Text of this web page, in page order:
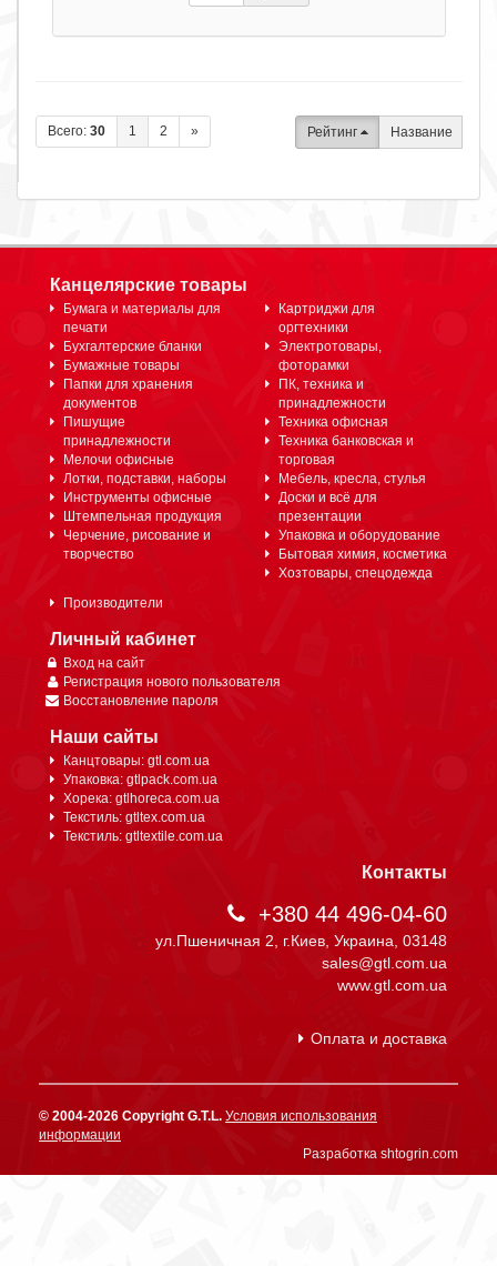
Всего: 30 1 2 » Рейтинг Название
Канцелярские товары
Бумага и материалы для
печати
Бухгалтерские бланки
Бумажные товары
Папки для хранения
документов
Пишущие
принадлежности
Мелочи офисные
Лотки, подставки, наборы
Инструменты офисные
Штемпельная продукция
Черчение, рисование и
творчество
Картриджи для
оргтехники
Электротовары,
фоторамки
ПК, техника и
принадлежности
Техника офисная
Техника банковская и
торговая
Мебель, кресла, стулья
Доски и всё для
презентации
Упаковка и оборудование
Бытовая химия, косметика
Хозтовары, спецодежда
Производители
Личный кабинет
Вход на сайт
Регистрация нового пользователя
Восстановление пароля
Наши сайты
Канцтовары: gtl.com.ua
Упаковка: gtlpack.com.ua
Хорека: gtlhoreca.com.ua
Текстиль: gtltex.com.ua
Текстиль: gtltextile.com.ua
Контакты
+380 44 496-04-60
ул.Пшеничная 2, г.Киев, Украина, 03148
sales@gtl.com.ua
www.gtl.com.ua
Оплата и доставка
© 2004-2026 Copyright G.T.L. Условия использования
информации
Разработка shtogrin.com